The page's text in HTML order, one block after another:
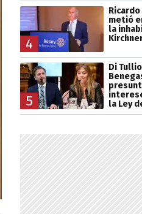
4
metió
la
5
Di
la Ley